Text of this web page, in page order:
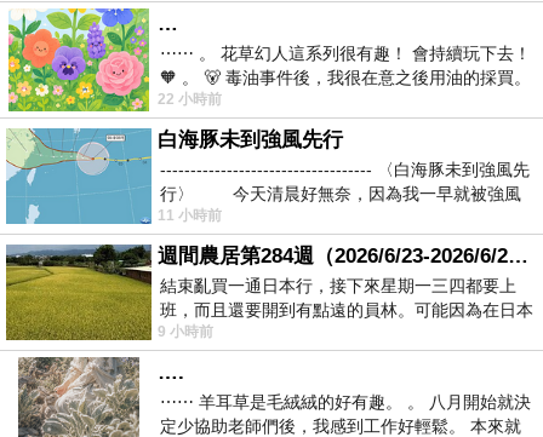
得分享!
上網找了很多【CITIZEN 星辰】Eco-Drive 日系百
搭時尚腕錶(FE1094-65A)評論跟比價的結果，還有
哪裡買最便宜划算，發現它真的很不錯!!
而且24小時都能買，上網慢慢挑選，不用等店家開
門也不用看店員臉色，
服務這麼優，當然在網路購物最好啦~~你一定要來
看看【CITIZEN 星辰】Eco-Drive 日系百搭時尚腕
錶(FE1094-65A)~~
…
⋯⋯ 。 花草幻人這系列很有趣！ 會持續玩下去！
🧡 。 🐻 毒油事件後，我很在意之後用油的採買。
前天購買了我之前就很愛
22 小時前
白海豚未到強風先行
----------------------------------- 〈白海豚未到強風先
行〉 今天清晨好無奈，因為我一早就被強風
11 小時前
週間農居第284週（2026/6/23-2026/6/24) 夏至 金黃稻浪洋溢豐收喜悅
結束亂買一通日本行，接下來星期一三四都要上
班，而且還要開到有點遠的員林。可能因為在日本
花不少錢，星期一出門上班時，心裡沒有一
9 小時前
….
⋯⋯ 羊耳草是毛絨絨的好有趣。 。 八月開始就決
定少協助老師們後，我感到工作好輕鬆。 本來就